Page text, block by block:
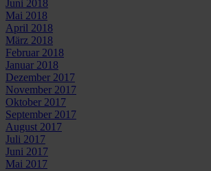
Juni 2018
Mai 2018
April 2018
März 2018
Februar 2018
Januar 2018
Dezember 2017
November 2017
Oktober 2017
September 2017
August 2017
Juli 2017
Juni 2017
Mai 2017